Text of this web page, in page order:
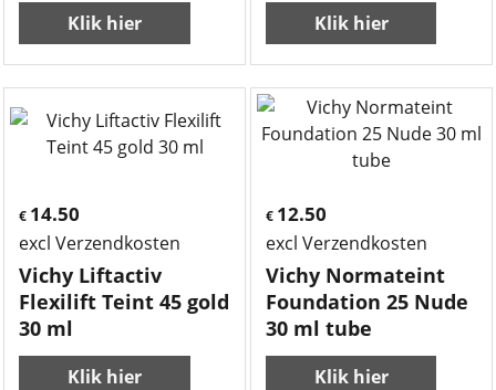
Klik hier Klik hier
€ 14.50
excl Verzendkosten
Vichy Liftactiv
Flexilift Teint 45 gold
30 ml
Klik hier
€ 12.50
excl Verzendkosten
Vichy Normateint
Foundation 25 Nude
30 ml tube
Klik hier